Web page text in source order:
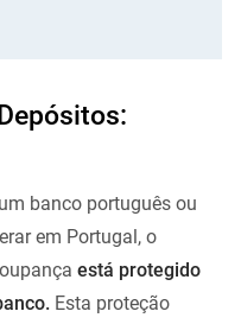
banco português ou
em Portugal, o
está protegido
Esta proteção